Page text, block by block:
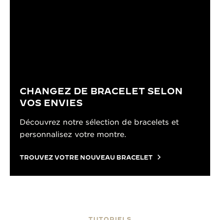
CHANGEZ DE BRACELET SELON
VOS ENVIES
Découvrez notre sélection de bracelets et
personnalisez votre montre.
TROUVEZ VOTRE NOUVEAU BRACELET